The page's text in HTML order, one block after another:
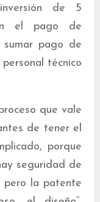
de 5
el pago de
pago de
técnico
que vale
de tener el
porque
seguridad de
pero la patente